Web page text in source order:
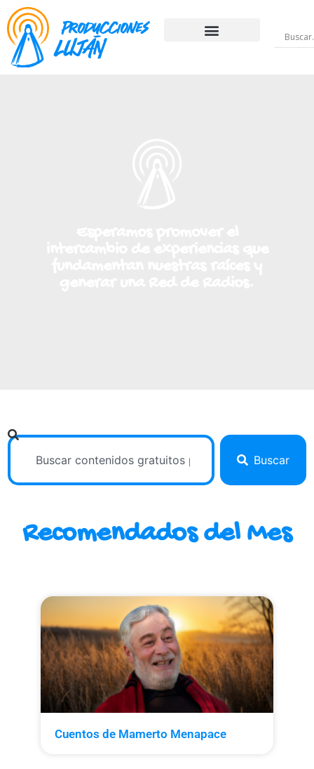
Buscar
Recomendados del Mes
Cuentos de Mamerto Menapace